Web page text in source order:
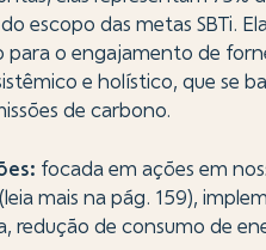
do escopo das metas SBTi.
para o engajamento de
e holístico, que se
de carbono.
focada em ações em
mais na pág. 159),
redução de consumo de